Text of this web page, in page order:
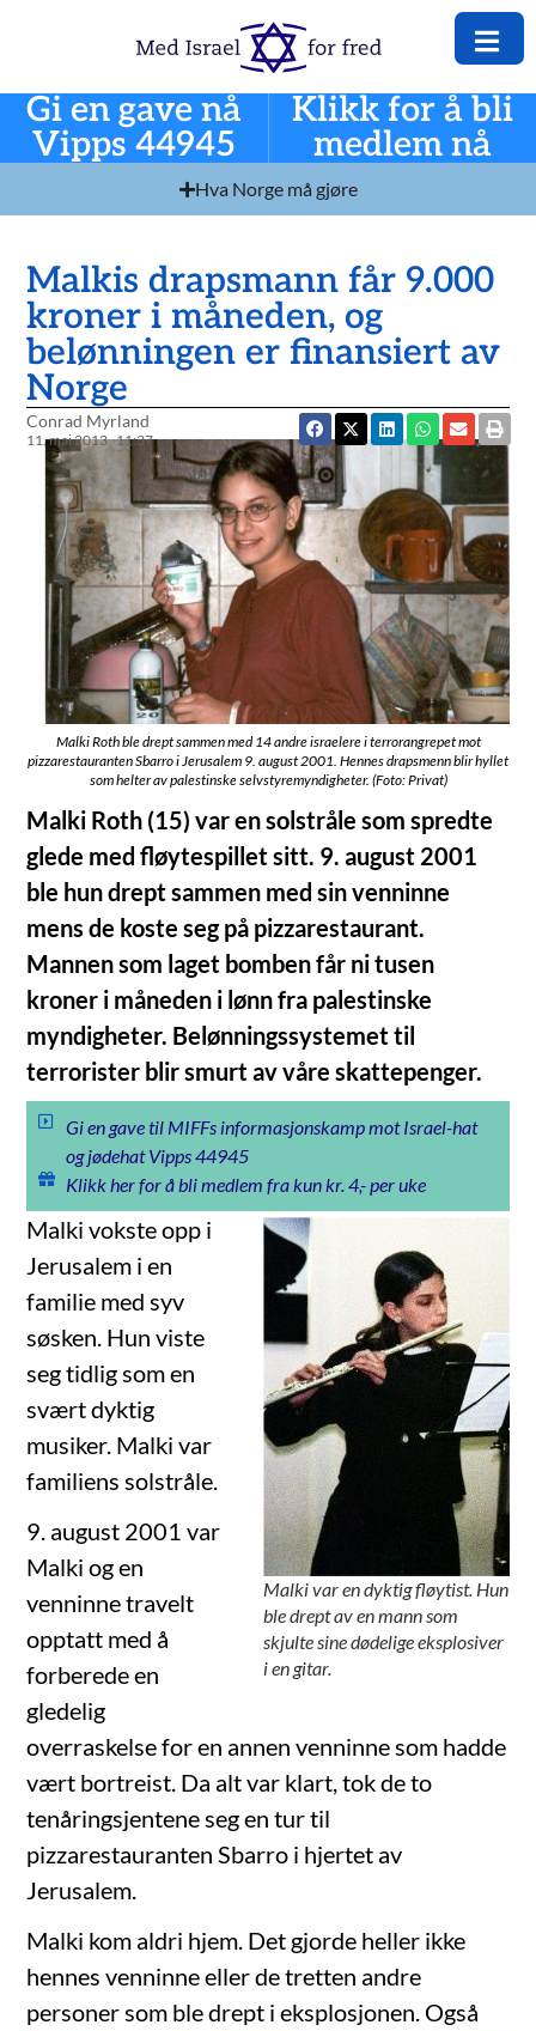
Gi en gave nå
Vipps 44945
Klikk for å bli
medlem nå
Hva Norge må gjøre
Malkis drapsmann får 9.000
kroner i måneden, og
belønningen er finansiert av
Norge
Conrad Myrland
11. mai 2013 11:37
Malki Roth ble drept sammen med 14 andre israelere i terrorangrepet mot
pizzarestauranten Sbarro i Jerusalem 9. august 2001. Hennes drapsmenn blir hyllet
som helter av palestinske selvstyremyndigheter. (Foto: Privat)
Malki Roth (15) var en solstråle som spredte
glede med fløytespillet sitt. 9. august 2001
ble hun drept sammen med sin venninne
mens de koste seg på pizzarestaurant.
Mannen som laget bomben får ni tusen
kroner i måneden i lønn fra palestinske
myndigheter. Belønningssystemet til
terrorister blir smurt av våre skattepenger.
Gi en gave til MIFFs informasjonskamp mot Israel-hat
og jødehat Vipps 44945
Klikk her for å bli medlem fra kun kr. 4,- per uke
Malki var en dyktig fløytist. Hun
ble drept av en mann som
skjulte sine dødelige eksplosiver
i en gitar.
Malki vokste opp i
Jerusalem i en
familie med syv
søsken. Hun viste
seg tidlig som en
svært dyktig
musiker. Malki var
familiens solstråle.
9. august 2001 var
Malki og en
venninne travelt
opptatt med å
forberede en
gledelig
overraskelse for en annen venninne som hadde
vært bortreist. Da alt var klart, tok de to
tenåringsjentene seg en tur til
pizzarestauranten Sbarro i hjertet av
Jerusalem.
Malki kom aldri hjem. Det gjorde heller ikke
hennes venninne eller de tretten andre
personer som ble drept i eksplosjonen. Også